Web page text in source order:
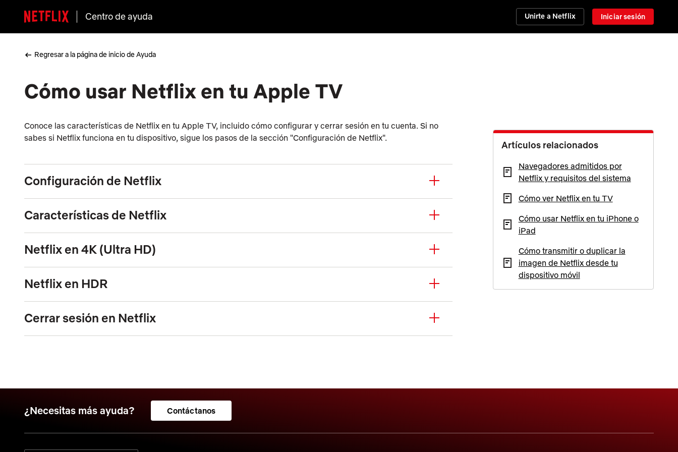
Centro de ayuda Unirte a Netflix Iniciar sesión
Regresar a la página de inicio de Ayuda
Cómo usar Netflix en tu Apple TV
Conoce las características de Netflix en tu Apple TV, incluido cómo configurar y cerrar sesión en tu cuenta. Si no
sabes si Netflix funciona en tu dispositivo, sigue los pasos de la sección "Configuración de Netflix".
Configuración de Netflix
Características de Netflix
Netflix en 4K (Ultra HD)
Netflix en HDR
Cerrar sesión en Netflix
Artículos relacionados
Navegadores admitidos por
Netflix y requisitos del sistema
Cómo ver Netflix en tu TV
Cómo usar Netflix en tu iPhone o
iPad
Cómo transmitir o duplicar la
imagen de Netflix desde tu
dispositivo móvil
¿Necesitas más ayuda? Contáctanos